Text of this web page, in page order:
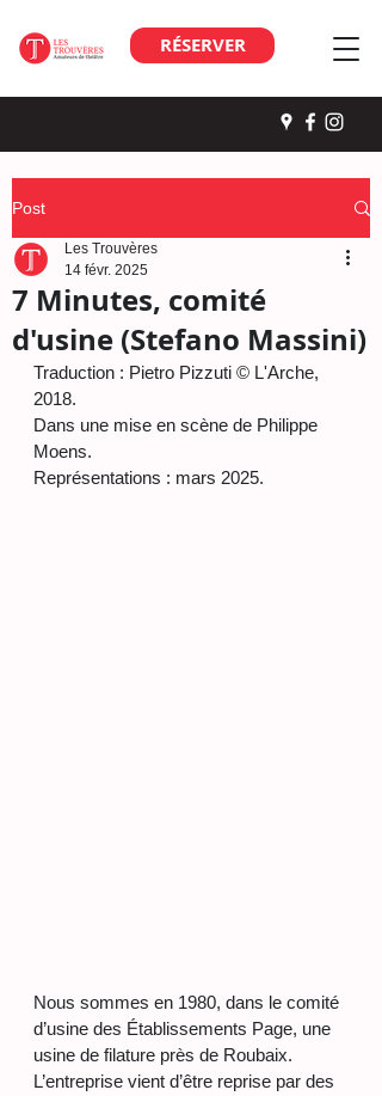
RÉSERVER
Post
7 Minutes, comité
d'usine (Stefano Massini)
Les Trouvères
14 févr. 2025
Traduction : Pietro Pizzuti © L'Arche,
2018.
Dans une mise en scène de Philippe
Moens.
Représentations : mars 2025.
Nous sommes en 1980, dans le comité
d’usine des Établissements Page, une
usine de filature près de Roubaix.
L’entreprise vient d’être reprise par des